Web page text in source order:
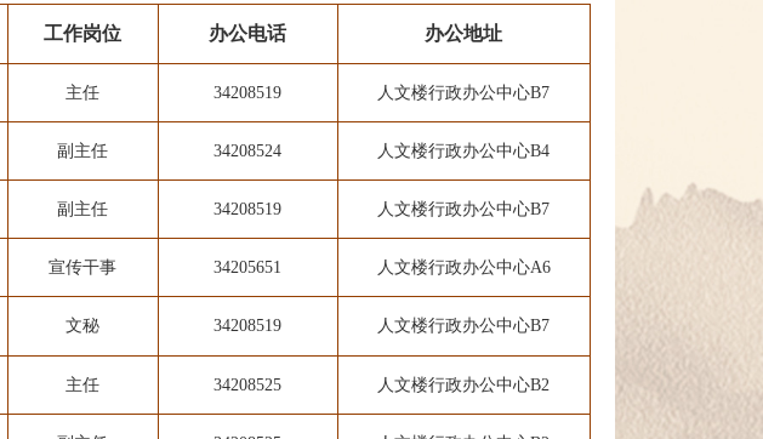
工作岗位 办公电话 办公地址
主任 34208519 人文楼行政办公中心B7
副主任 34208524 人文楼行政办公中心B4
副主任 34208519 人文楼行政办公中心B7
宣传干事 34205651 人文楼行政办公中心A6
文秘 34208519 人文楼行政办公中心B7
主任 34208525 人文楼行政办公中心B2